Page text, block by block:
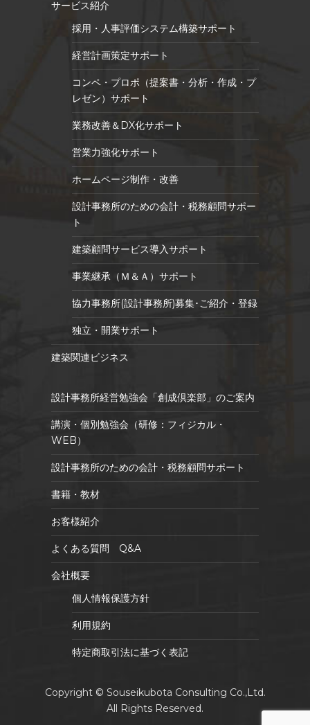
サービス紹介
採用・人事評価システム構築サポート
経営計画策定サポート
コンペ・プロポ（提案書・分析・作成・プ
レゼン）サポート
業務改善＆DX化サポート
営業力強化サポート
ホームページ制作・改善
設計事務所のための会計・税務顧問サポー
ト
建築顧問サービス導入サポート
事業継承（Ｍ＆Ａ）サポート
協力事務所(設計事務所)募集･ご紹介・登録
独立・開業サポート
建築関連ビジネス
設計事務所経営勉強会「創成倶楽部」のご案内
講演・個別勉強会（研修：フィジカル・
WEB）
設計事務所のための会計・税務顧問サポート
書籍・教材
お客様紹介
よくある質問 Q&A
会社概要
個人情報保護方針
利用規約
特定商取引法に基づく表記
Copyright © Souseikubota Consulting Co.,Ltd.
All Rights Reserved.